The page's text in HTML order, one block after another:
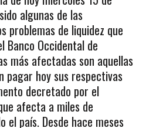
algunas de las
problemas de liquidez que
Banco Occidental de
más afectadas son aquellas
pagar hoy sus respectivas
decretado por el
afecta a miles de
el país. Desde hace meses